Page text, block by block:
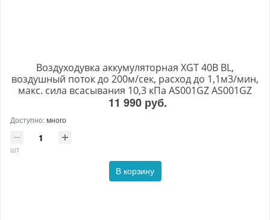
Воздуходувка аккумуляторная XGT 40В BL,
воздушный поток до 200м/сек, расход до 1,1м3/мин,
макс. сила всасывания 10,3 кПа AS001GZ AS001GZ
11 990 руб.
Доступно:много
шт
В корзину